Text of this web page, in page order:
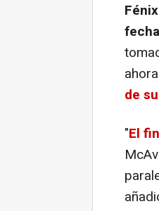
de
"El